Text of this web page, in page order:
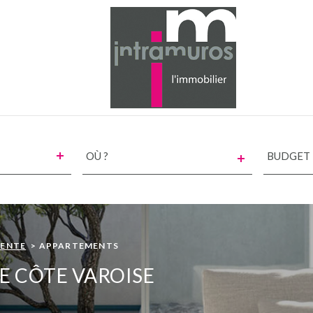
TEXTE
RÉFÉRENCE
APPARTEMENTS
CÔTE VAROISE